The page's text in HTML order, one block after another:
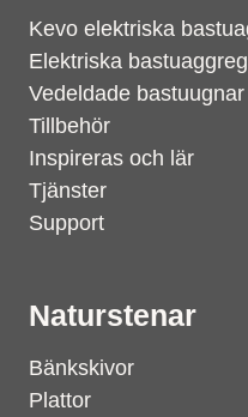
Kevo elektriska
Elektriska
Vedeldade bastuugnar
Tillbehör
Inspireras och lär
Tjänster
Support
Naturstenar
Bänkskivor
Plattor